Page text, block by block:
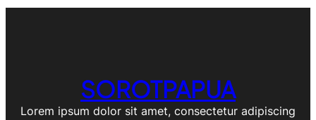
SOROTPAPUA
Lorem ipsum dolor sit amet, consectetur adipiscing